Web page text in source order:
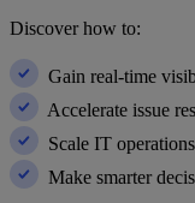
Discover how to:
Gain real-time
Accelerate issue
Scale IT
Make smarter